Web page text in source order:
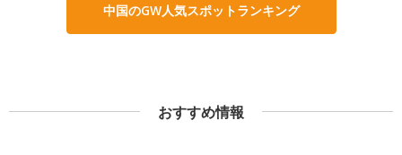
中国のGW人気スポットランキング
おすすめ情報